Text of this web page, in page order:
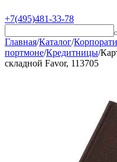
+7(495)481-33-78
Главная/Каталог/
портмоне/Кредитницы/
складной Favor, 113705